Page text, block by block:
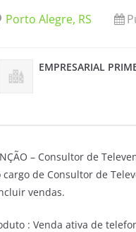
Porto Alegre, RS
EMPRESARIAL
– Consultor de
cargo de Consultor de
vendas.
: Venda ativa de